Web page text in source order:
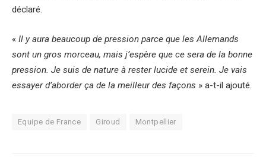
déclaré.
« Il y aura beaucoup de pression parce que les Allemands
sont un gros morceau, mais j’espère que ce sera de la bonne
pression. Je suis de nature à rester lucide et serein. Je vais
essayer d’aborder ça de la meilleur des façons » a-t-il ajouté.
Equipe de France Giroud Montpellier